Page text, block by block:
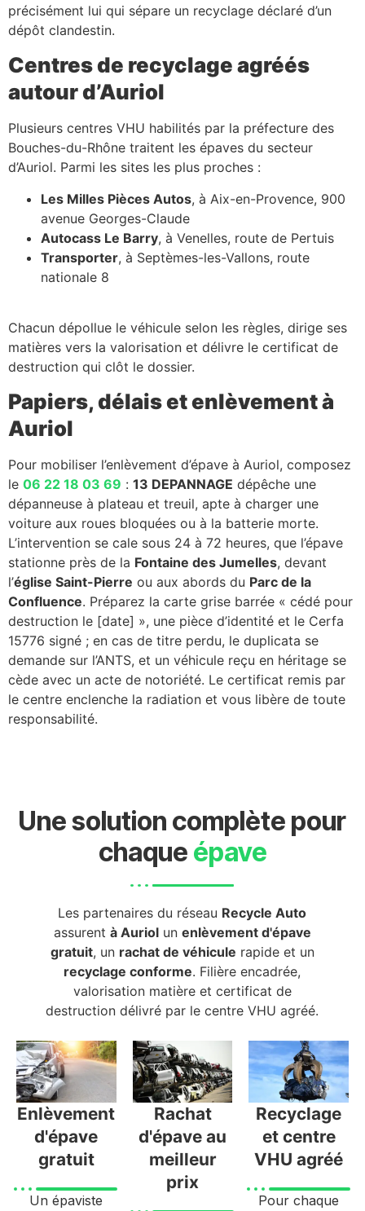
précisément lui qui sépare un recyclage déclaré d’un
dépôt clandestin.
Centres de recyclage agréés
autour d’Auriol
Plusieurs centres VHU habilités par la préfecture des
Bouches-du-Rhône traitent les épaves du secteur
d’Auriol. Parmi les sites les plus proches :
Les Milles Pièces Autos, à Aix-en-Provence, 900
avenue Georges-Claude
Autocass Le Barry, à Venelles, route de Pertuis
Transporter, à Septèmes-les-Vallons, route
nationale 8
Chacun dépollue le véhicule selon les règles, dirige ses
matières vers la valorisation et délivre le certificat de
destruction qui clôt le dossier.
Papiers, délais et enlèvement à
Auriol
Pour mobiliser l’enlèvement d’épave à Auriol, composez
le 06 22 18 03 69 : 13 DEPANNAGE dépêche une
dépanneuse à plateau et treuil, apte à charger une
voiture aux roues bloquées ou à la batterie morte.
L’intervention se cale sous 24 à 72 heures, que l’épave
stationne près de la Fontaine des Jumelles, devant
l’église Saint-Pierre ou aux abords du Parc de la
Confluence. Préparez la carte grise barrée « cédé pour
destruction le [date] », une pièce d’identité et le Cerfa
15776 signé ; en cas de titre perdu, le duplicata se
demande sur l’ANTS, et un véhicule reçu en héritage se
cède avec un acte de notoriété. Le certificat remis par
le centre enclenche la radiation et vous libère de toute
responsabilité.
Une solution complète pour
chaque épave
Les partenaires du réseau Recycle Auto
assurent à Auriolun enlèvement d'épave
gratuit, un rachat de véhicule rapide et un
recyclage conforme. Filière encadrée,
valorisation matière et certificat de
destruction délivré par le centre VHU agréé.
Enlèvement
d'épave
gratuit
Un épaviste
Rachat
d'épave au
meilleur
prix
Recyclage
et centre
VHU agréé
Pour chaque